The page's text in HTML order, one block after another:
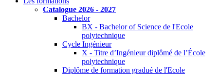
Catalogue 2026 - 2027
Bachelor
BX - Bachelor of Science de l'Ecole
polytechnique
Cycle Ingénieur
X - Titre d’Ingénieur diplômé de l’École
polytechnique
Diplôme de formation gradué de l'Ecole